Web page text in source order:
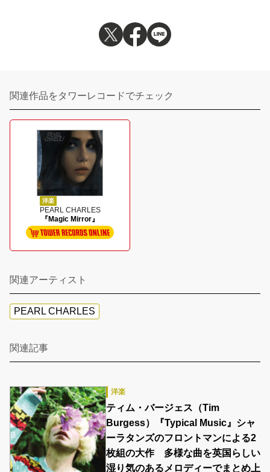
関連作品をタワーレコードでチェック
洋楽
PEARL CHARLES
『Magic Mirror』
関連アーティスト
PEARL CHARLES
関連記事
洋楽
ティム・バージェス（Tim
Burgess）『Typical Music』シャ
ーラタンズのフロントマンによる2
枚組の大作 多様な曲を英国らしい
湿り気のあるメロディーでまとめ上